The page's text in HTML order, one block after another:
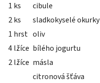
1 ks
cibule
2 ks
sladkokyselé okurky
1 hrst oliv
4 lžíce bílého jogurtu
2 lžíce másla
citronová šťáva